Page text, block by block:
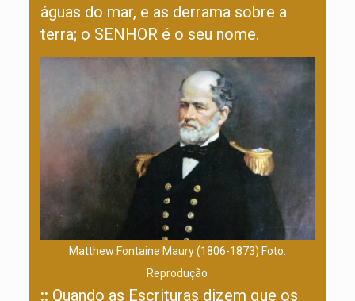
águas do mar, e as derrama sobre a
terra; o SENHOR é o seu nome.
Matthew Fontaine Maury (1806-1873) Foto:
Reprodução
:: Quando as Escrituras dizem que os